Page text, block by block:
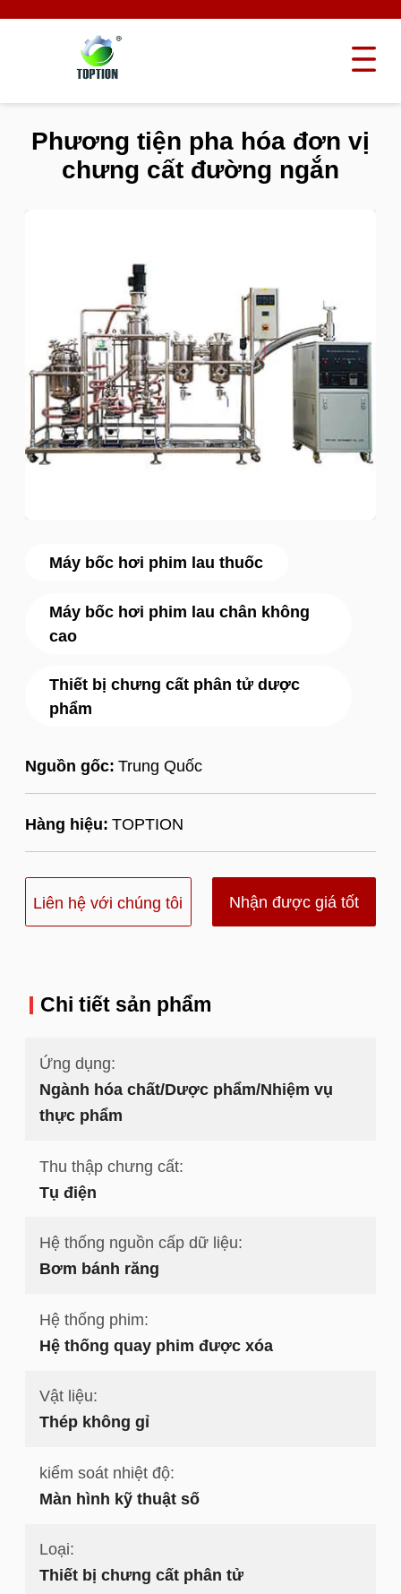
Máy bốc hơi phim lau thuốc
Máy bốc hơi phim lau chân không
cao
Thiết bị chưng cất phân tử dược
phẩm
Nguồn gốc: Trung Quốc
Hàng hiệu: TOPTION
Liên hệ với chúng tôi Nhận được giá tốt
Phương tiện pha hóa đơn vị
chưng cất đường ngắn
Chi tiết sản phẩm
Ứng dụng:
Ngành hóa chất/Dược phẩm/Nhiệm vụ
thực phẩm
Thu thập chưng cất:
Tụ điện
Hệ thống nguồn cấp dữ liệu:
Bơm bánh răng
Hệ thống phim:
Hệ thống quay phim được xóa
Vật liệu:
Thép không gỉ
kiểm soát nhiệt độ:
Màn hình kỹ thuật số
Loại:
Thiết bị chưng cất phân tử